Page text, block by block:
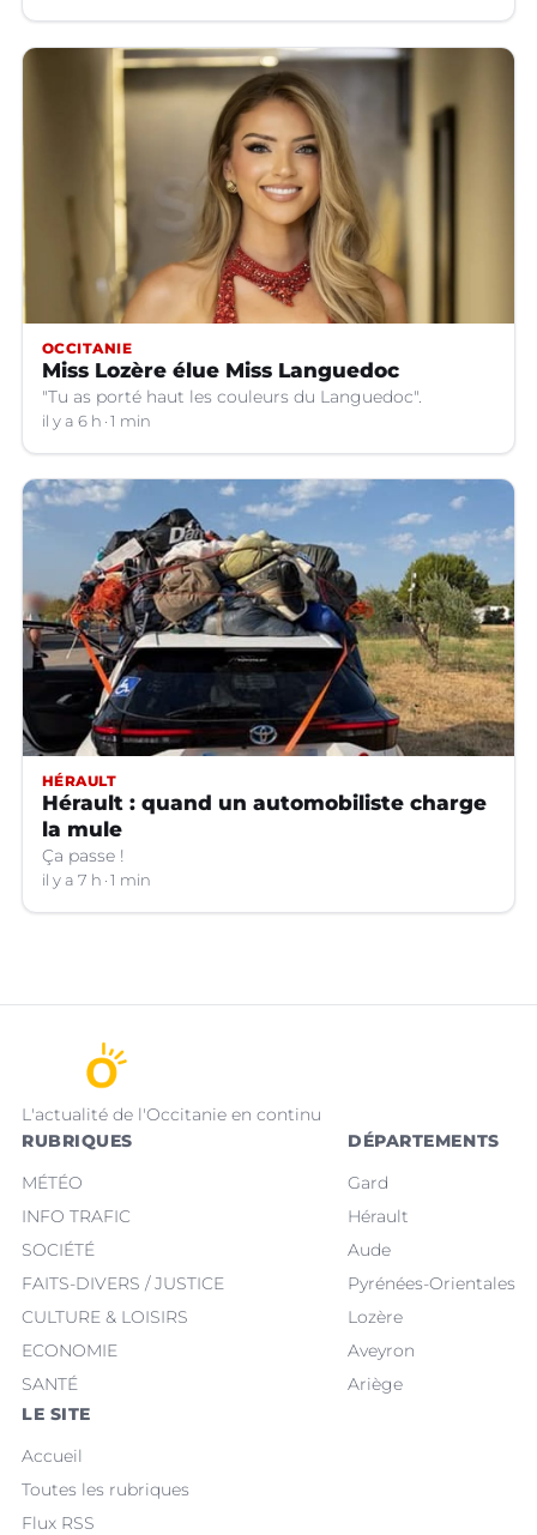
OCCITANIE
Miss Lozère élue Miss Languedoc
"Tu as porté haut les couleurs du Languedoc".
il y a 6 h 1 min
HÉRAULT
Hérault : quand un automobiliste charge
la mule
Ça passe !
il y a 7 h 1 min
L'actualité de l'Occitanie en continu
RUBRIQUES
MÉTÉO
INFO TRAFIC
SOCIÉTÉ
FAITS-DIVERS / JUSTICE
CULTURE & LOISIRS
ECONOMIE
SANTÉ
DÉPARTEMENTS
Gard
Hérault
Aude
Pyrénées-Orientales
Lozère
Aveyron
Ariège
LE SITE
Accueil
Toutes les rubriques
Flux RSS